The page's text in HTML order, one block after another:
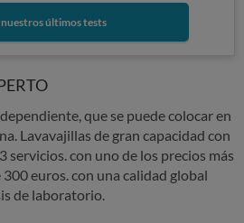
últimos tests
que se puede colocar en
Lavavajillas de gran capacidad con
servicios. con uno de los precios más
euros. con una calidad global
de laboratorio.